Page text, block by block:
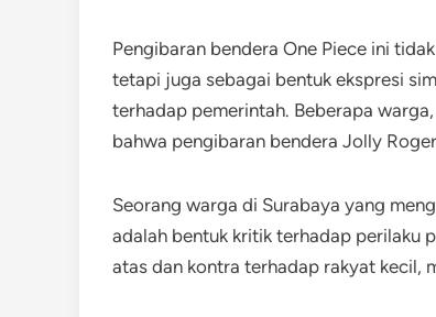
Pengibaran bendera One Piece ini
tetapi juga sebagai bentuk ekspresi
terhadap pemerintah​. Beberapa
bahwa pengibaran bendera Jolly
Seorang warga di Surabaya yang
adalah bentuk kritik terhadap perilaku
atas dan kontra terhadap rakyat kecil,